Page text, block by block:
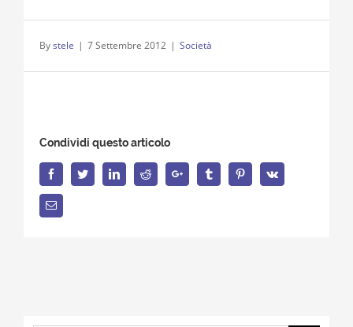
Bystele | 7 Settembre 2012 | Società
Condividi questo articolo
FacebookTwitterLinkedInReddit Google+ Tumblr PinterestVk
Email